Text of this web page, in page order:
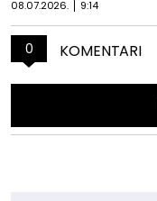
08.07.2026. 9:14
0 KOMENTARI